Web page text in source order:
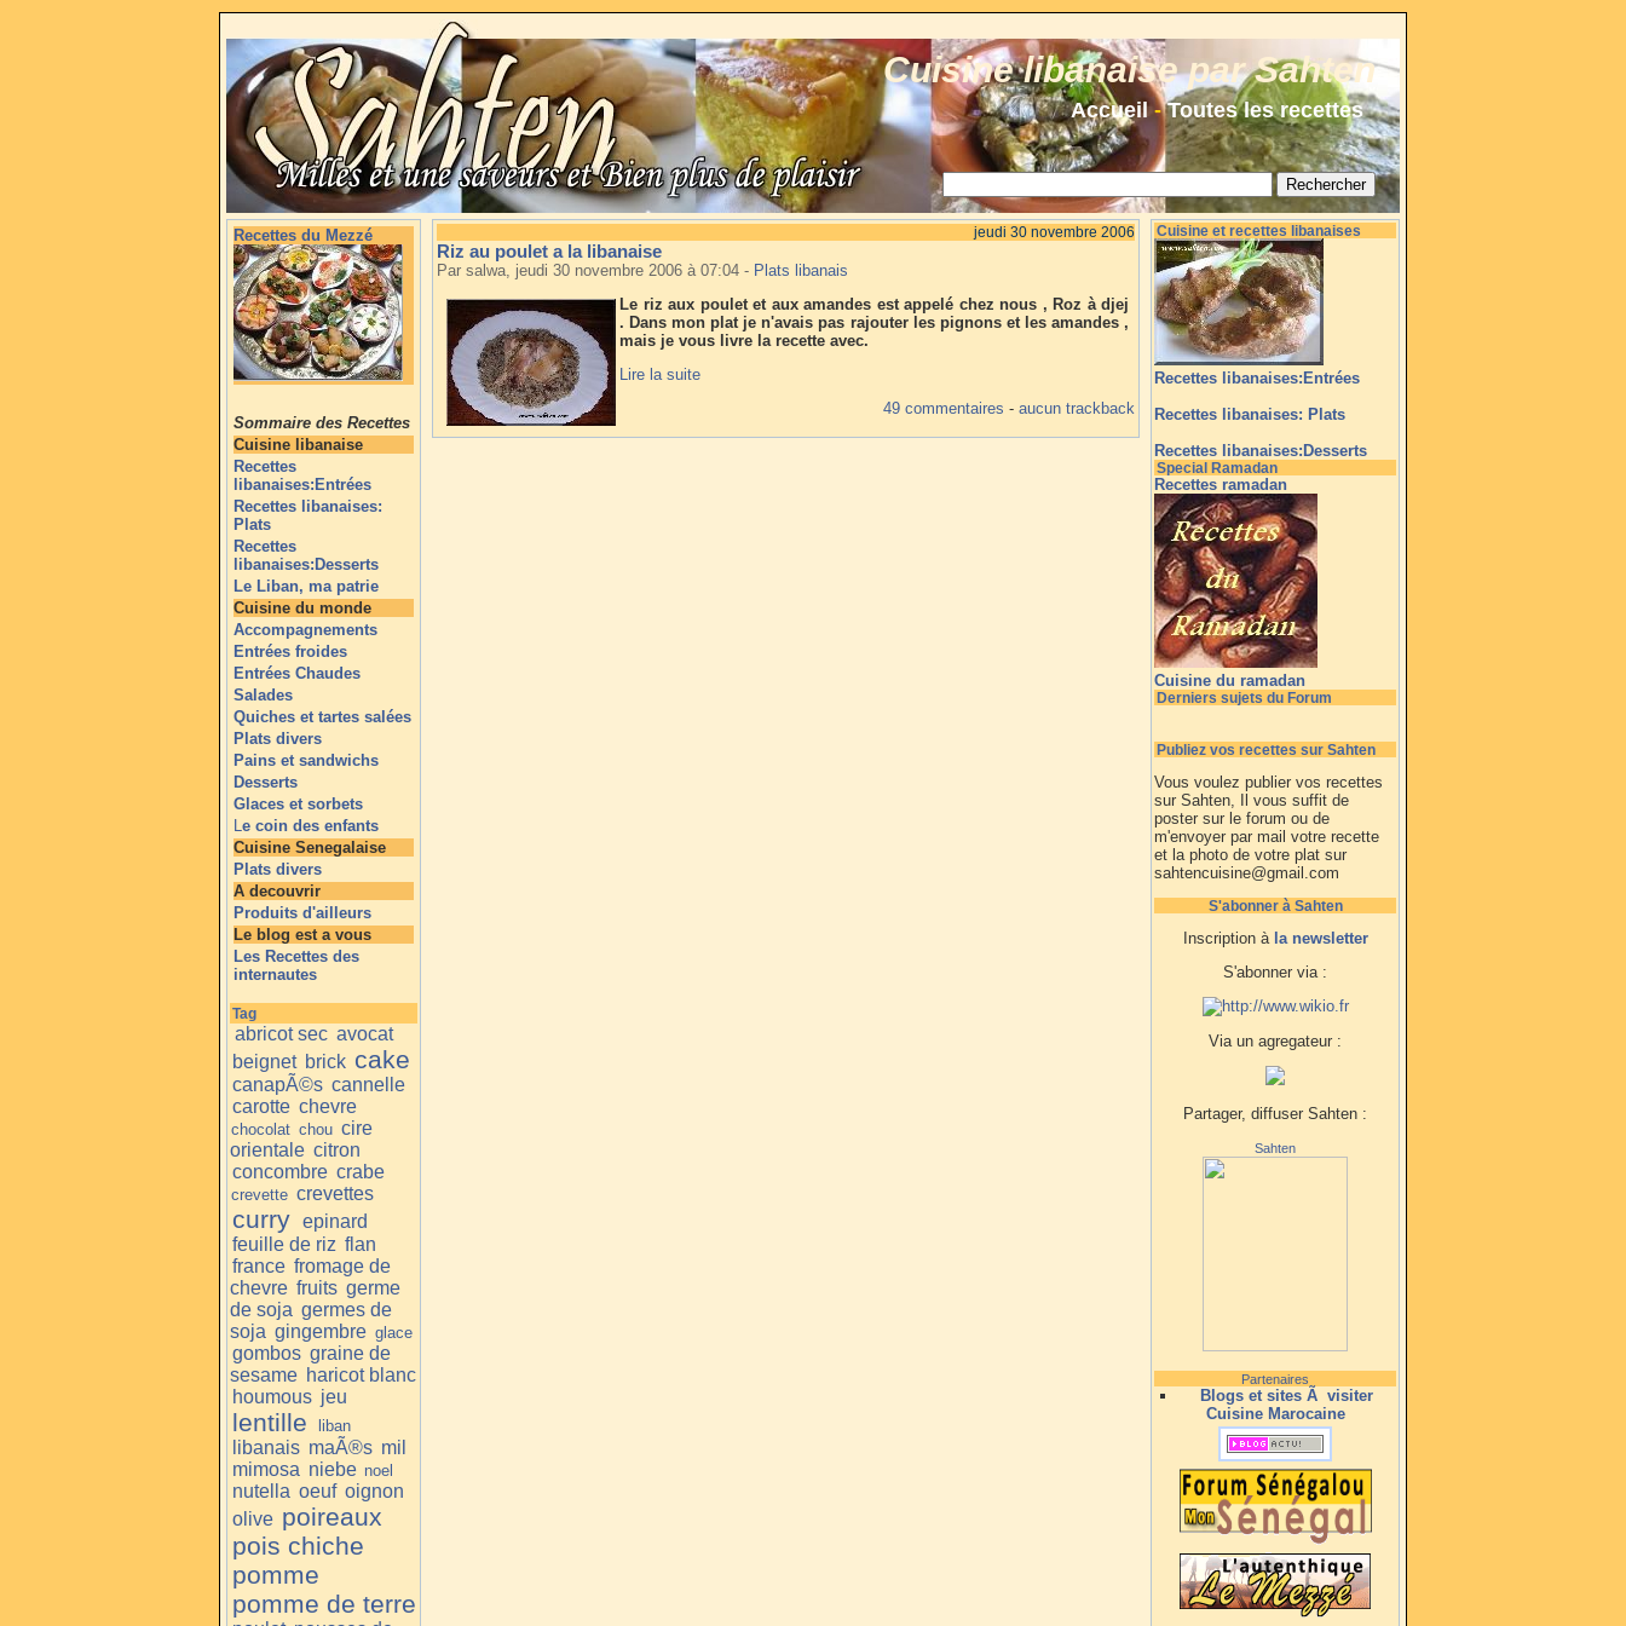
Cuisine libanaise par Sahten
Accueil-Toutes les recettes
Recettes du Mezzé
Sommaire des Recettes
Cuisine libanaise
Recettes
libanaises:Entrées
Recettes libanaises:
Plats
Recettes
libanaises:Desserts
Le Liban, ma patrie
Cuisine du monde
Accompagnements
Entrées froides
Entrées Chaudes
Salades
Quiches et tartes salées
Plats divers
Pains et sandwichs
Desserts
Glaces et sorbets
Le coin des enfants
Cuisine Senegalaise
Plats divers
A decouvrir
Produits d'ailleurs
Le blog est a vous
Les Recettes des
internautes
Tag
abricot sec avocat
beignet brick cake
canapÃ©s cannelle
carotte chevre
chocolat chou cire
orientale citron
concombre crabe
crevette crevettes
curry epinard
feuille de riz flan
france fromage de
chevre fruits germe
de soja germes de
soja gingembre glace
gombos graine de
sesame haricot blanc
houmous jeu
lentille liban
libanais maÃ®s mil
mimosa niebe noel
nutella oeuf oignon
olive poireaux
pois chiche
pomme
pomme de terre
jeudi 30 novembre 2006
Riz au poulet a la libanaise
Par salwa, jeudi 30 novembre 2006 à 07:04 - Plats libanais
Le riz aux poulet et aux amandes est appelé chez nous , Roz à djej
. Dans mon plat je n'avais pas rajouter les pignons et les amandes ,
mais je vous livre la recette avec.
Lire la suite
49 commentaires - aucun trackback
Cuisine et recettes libanaises
Recettes libanaises:Entrées
Recettes libanaises: Plats
Recettes libanaises:Desserts
Special Ramadan
Recettes ramadan
Cuisine du ramadan
Derniers sujets du Forum
Publiez vos recettes sur Sahten
Vous voulez publier vos recettes
sur Sahten, Il vous suffit de
poster sur le forum ou de
m'envoyer par mail votre recette
et la photo de votre plat sur
sahtencuisine@gmail.com
S'abonner à Sahten
Inscription à la newsletter
S'abonner via :
Via un agregateur :
Partager, diffuser Sahten :
Sahten
Partenaires
Blogs et sites Ã visiter
Cuisine Marocaine